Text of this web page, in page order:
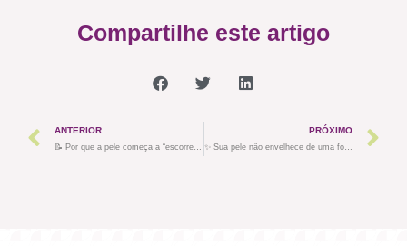
Compartilhe este artigo
ANTERIOR PRÓXIMO
✨ Sua pele não envelhece de uma forma só